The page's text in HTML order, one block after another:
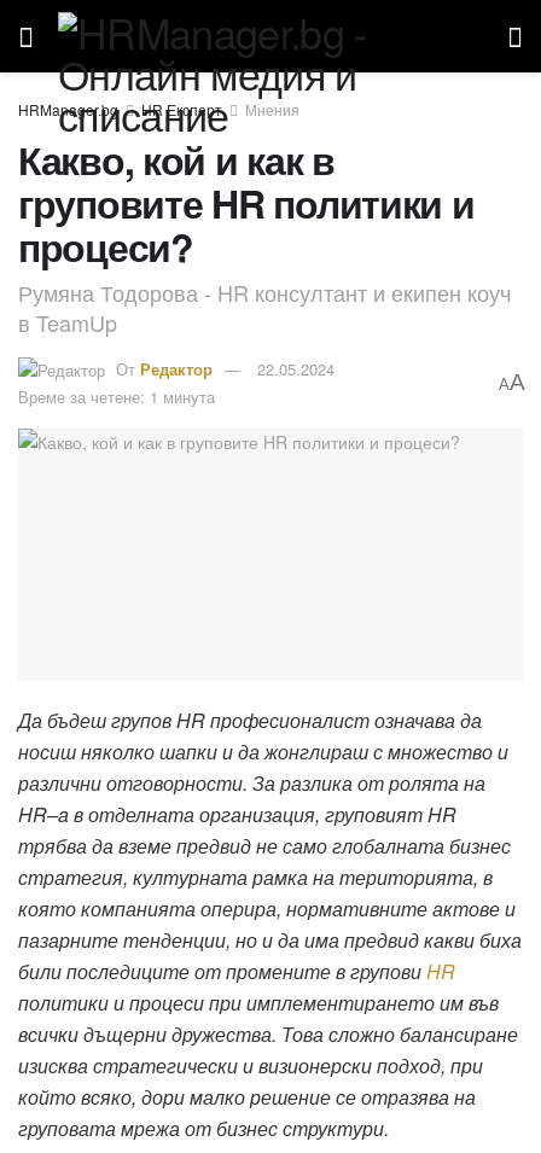
HR Експерт Мнения
Какво, кой и как в
груповите HR политики и
процеси?
Румяна Тодорова - HR консултант и екипен коуч
в TeamUp
От Редактор
22.05.2024
Време за четене: 1 минута
AA
Да бъдешгруповHRпрофесионалист означава да
носиш няколко шапки и да жонглираш смножество и
различни отговорности. За разлика от ролята на
HR–a в отделната организация, груповиятHR
трябва да вземе предвид не самоглобалната бизнес
стратегия, културната рамка на територията, в
която компанията оперира, нормативните актове и
пазарните тенденции, но ида има предвид какви биха
били последиците от промените в груповиHR
политики и процесипри имплементирането им във
всички дъщерни дружества. Това сложно балансиране
изисква стратегически и визионерски подход, при
който всяко, дори малко решение се отразява на
груповата мрежа отбизнес структури.